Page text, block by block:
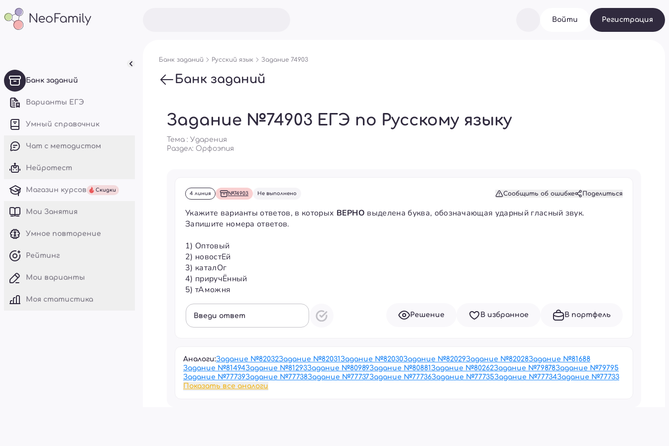
Банк заданий
Варианты ЕГЭ
Умный справочник
Чат с методистом
Нейротест
Магазин курсов Скидки
Mои Занятия
Умное повторение
Рейтинг
Мои варианты
Моя статистика
Войти Регистрация
Банк заданий Русский язык Задание 74903
Банк заданий
Задание №74903 ЕГЭ по Русскому языку
Тема : Ударения
Раздел: Орфоэпия
4 линия №74903 Не выполнено Сообщить об ошибке Поделиться
Укажите варианты ответов, в которых ВЕРНО выделена буква, обозначающая ударный гласный звук.
Запишите номера ответов.
1) Оптовый
2) новостЕй
3) каталОг
4) приручЁнный
5) тАможня
Введи ответ Решение В избранное В портфель
Аналоги:Задание №82032Задание №82031Задание №82030Задание №82029Задание №82028Задание №81688
Задание №81494Задание №81293Задание №80989Задание №80881Задание №80262Задание №79878Задание №79795
Задание №77739Задание №77738Задание №77737Задание №77736Задание №77735Задание №77734Задание №77733
Показать все аналоги